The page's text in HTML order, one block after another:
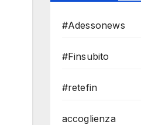
#Adessonews
#Finsubito
#retefin
accoglienza